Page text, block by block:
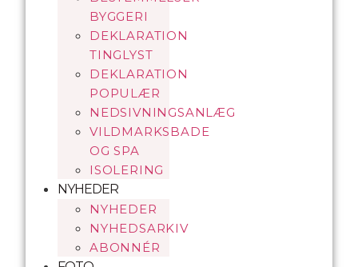
BYGGERI
DEKLARATION
TINGLYST
DEKLARATION
POPULÆR
NEDSIVNINGSANLÆG
VILDMARKSBADE
OG SPA
ISOLERING
NYHEDER
NYHEDER
NYHEDSARKIV
ABONNÉR